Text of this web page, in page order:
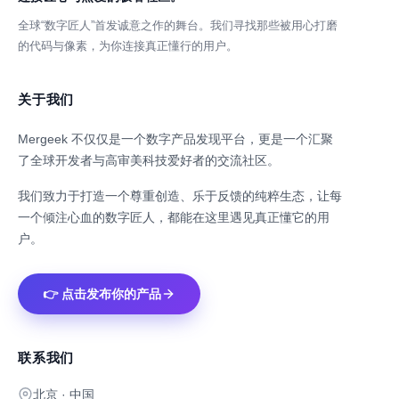
全球“数字匠人”首发诚意之作的舞台。我们寻找那些被用心打磨
的代码与像素，为你连接真正懂行的用户。
关于我们
Mergeek 不仅仅是一个数字产品发现平台，更是一个汇聚
了全球开发者与高审美科技爱好者的交流社区。
我们致力于打造一个尊重创造、乐于反馈的纯粹生态，让每
一个倾注心血的数字匠人，都能在这里遇见真正懂它的用
户。
👉 点击发布你的产品
联系我们
北京 · 中国